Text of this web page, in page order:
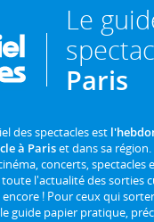
Le
Paris
des spectacles est
à Pariset dans sa
concerts, spectacles
l'actualité des sorties
! Pour ceux qui
guide papier pratique,